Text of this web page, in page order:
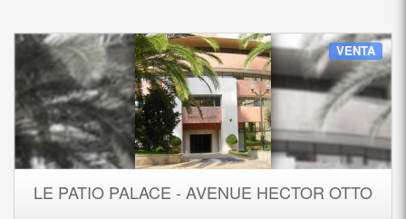
VENTA
LE PATIO PALACE - AVENUE HECTOR OTTO